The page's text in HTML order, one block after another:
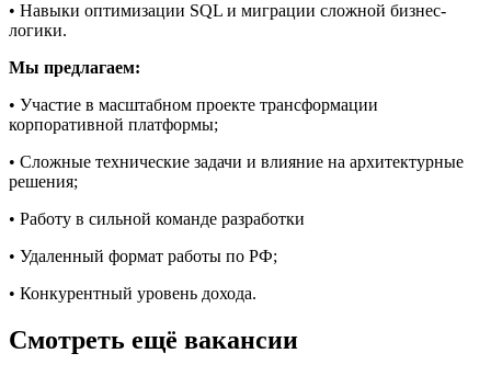
• Навыки оптимизации SQL и миграции сложной бизнес-
логики.
Мы предлагаем:
• Участие в масштабном проекте трансформации
корпоративной платформы;
• Сложные технические задачи и влияние на архитектурные
решения;
• Работу в сильной команде разработки
• Удаленный формат работы по РФ;
• Конкурентный уровень дохода.
Смотреть ещё вакансии